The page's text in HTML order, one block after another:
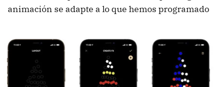
animación se adapte a lo que hemos programado